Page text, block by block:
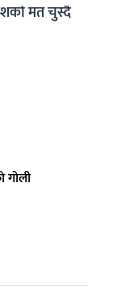
मत चुस्दै
गोली